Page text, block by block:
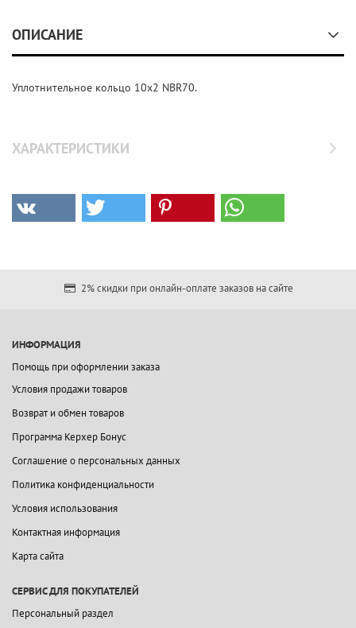
ОПИСАНИЕ
Уплотнительное кольцо 10х2 NBR70.
ХАРАКТЕРИСТИКИ
2% скидки при онлайн-оплате заказов на сайте
ИНФОРМАЦИЯ
Помощь при оформлении заказа
Условия продажи товаров
Возврат и обмен товаров
Программа Керхер Бонус
Соглашение о персональных данных
Политика конфиденциальности
Условия использования
Контактная информация
Карта сайта
СЕРВИС ДЛЯ ПОКУПАТЕЛЕЙ
Персональный раздел